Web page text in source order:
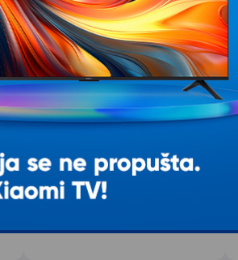
GARDENA GA 03608-20 Alat za
vadjenje korova 3 u 1
korova idealno je prikladan za
jednostavno uklanjanje korova i
mahovine sa fuga.